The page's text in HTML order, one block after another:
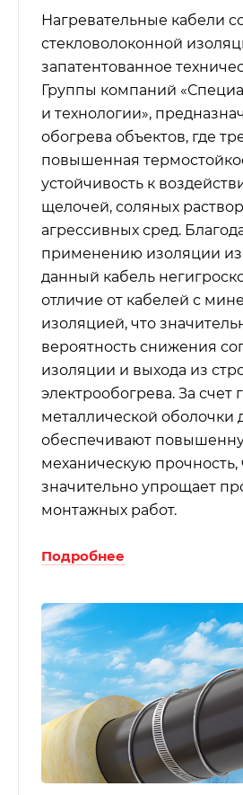
Нагревательные кабели
стекловолоконной
запатентованное
Группы компаний
и технологии»,
обогрева объектов, где
повышенная
устойчивость к
щелочей, соляных
агрессивных сред.
применению изоляции из
данный кабель
отличие от кабелей с
изоляцией, что
вероятность снижения
изоляции и выхода из
электрообогрева. За
металлической оболочки
обеспечивают
механическую прочность,
значительно упрощает
монтажных работ.
Подробнее